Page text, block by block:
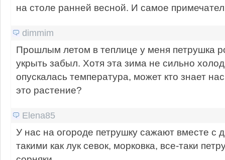
на столе ранней весной. И самое
dimmim
Прошлым летом в теплице у меня петрушка
укрыть забыл. Хотя эта зима не сильно
опускалась температура, может кто знает
это растение?
Elena85
У нас на огороде петрушку сажают вместе с
такими как лук севок, морковка, все-таки